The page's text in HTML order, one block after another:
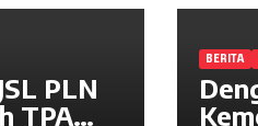
PLN
TPA
BERITA